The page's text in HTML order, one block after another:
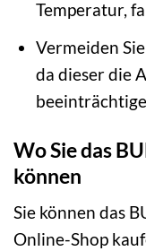
Temperatur,
Vermeiden
da dieser die
Wo Sie das
können
Sie können das
Online-Shop